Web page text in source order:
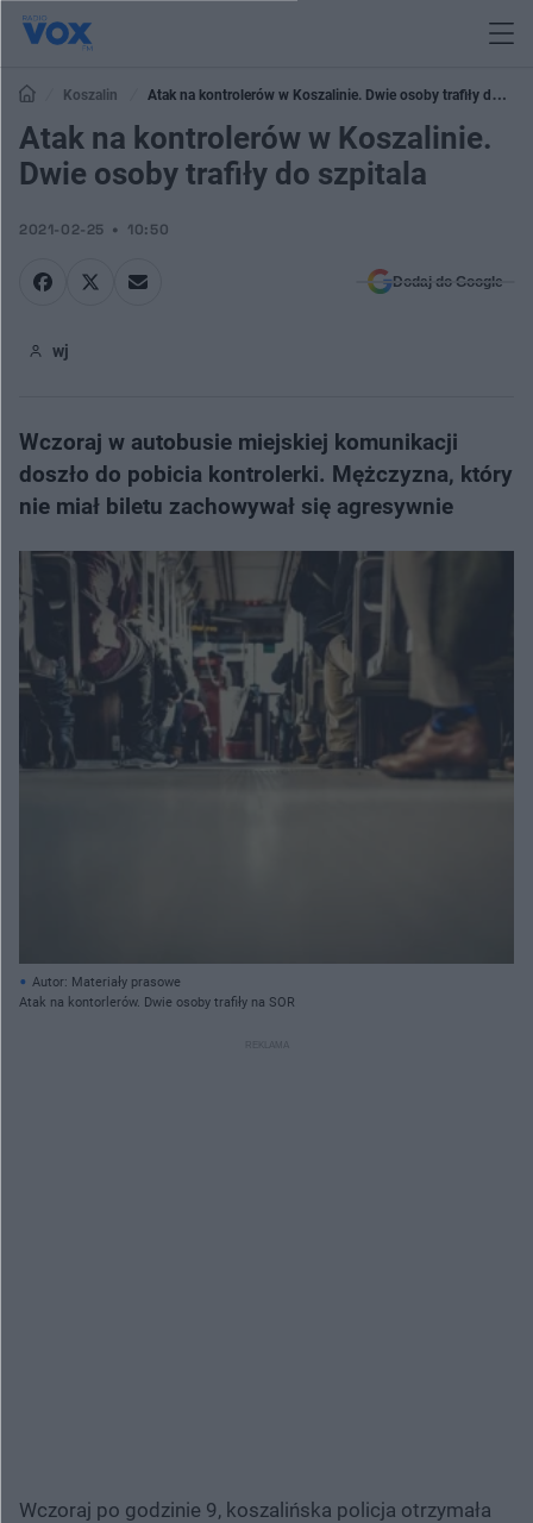
Koszalin
Atak na kontrolerów w Koszalinie. Dwie osoby trafiły do
szpitala
Atak na kontrolerów w Koszalinie.
Dwie osoby trafiły do szpitala
2021-02-25 10:50
Dodaj do Google
wj
Wczoraj w autobusie miejskiej komunikacji
doszło do pobicia kontrolerki. Mężczyzna, który
nie miał biletu zachowywał się agresywnie
Autor: Materiały prasowe
Atak na kontorlerów. Dwie osoby trafiły na SOR
Wczoraj po godzinie 9, koszalińska policja otrzymała